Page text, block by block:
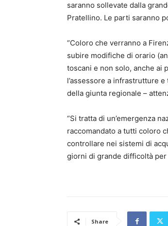
saranno sollevate dalla
Pratellino. Le parti saranno
“Coloro che verranno a
subire modifiche di orario
toscani e non solo, anche ai
l’assessore a infrastrutture
della giunta regionale –
“Si tratta di un’emergenza
raccomandato a tutti coloro
controllare nei sistemi di
giorni di grande difficoltà per
Share